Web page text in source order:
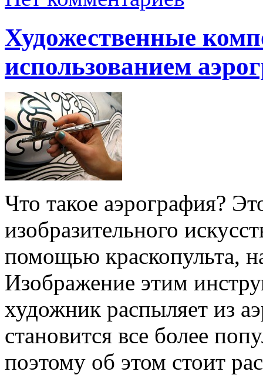
Художественные
использованием
Что такое аэрография?
изобразительного
помощью краскопульта,
Изображение этим
художник распыляет из
становится все более
поэтому об этом стоит